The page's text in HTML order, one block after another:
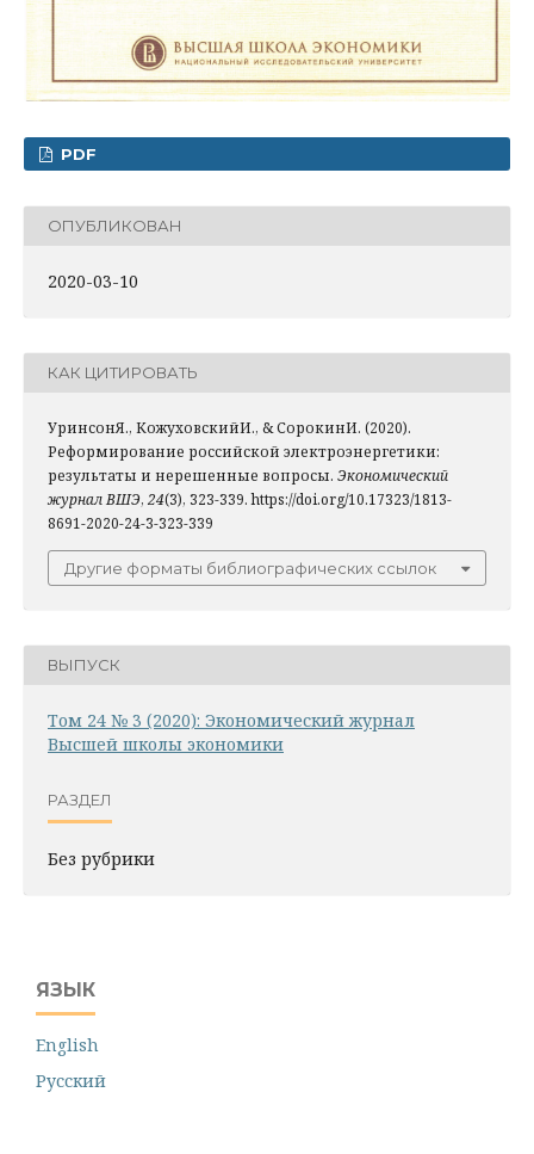
PDF
ОПУБЛИКОВАН
2020-03-10
КАК ЦИТИРОВАТЬ
УринсонЯ., КожуховскийИ., & СорокинИ. (2020).
Реформирование российской электроэнергетики:
результаты и нерешенные вопросы. Экономический
журнал ВШЭ, 24(3), 323-339. https://doi.org/10.17323/1813-
8691-2020-24-3-323-339
Другие форматы библиографических ссылок
ВЫПУСК
Том 24 № 3 (2020): Экономический журнал
Высшей школы экономики
РАЗДЕЛ
Без рубрики
ЯЗЫК
English
Русский